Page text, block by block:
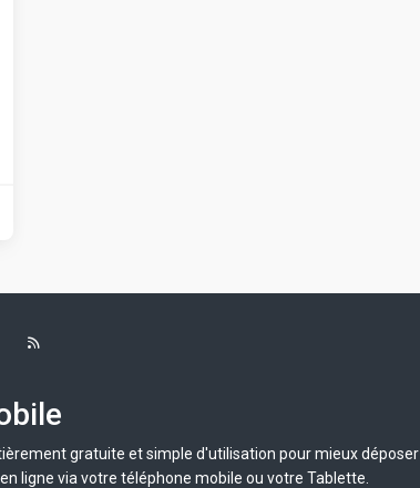
gratuite et simple d'utilisation pour mieux déposer
ligne via votre téléphone mobile ou votre Tablette.